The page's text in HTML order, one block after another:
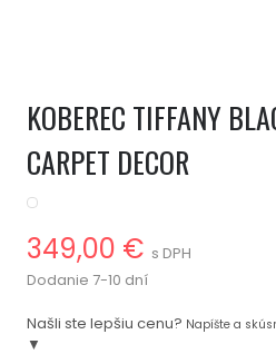
KOBEREC TIFFANY
CARPET DECOR
349,00 € s DPH
Dodanie 7-10 dní
Našli ste lepšiu cenu? Napíšte a
▼